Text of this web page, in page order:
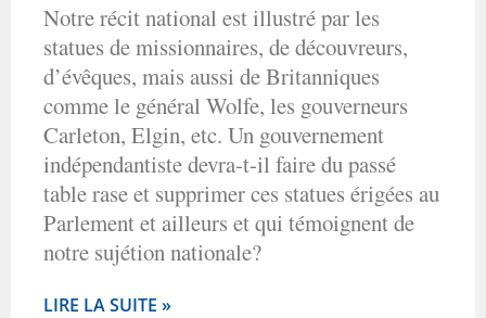
Notre récit national est illustré par les
statues de missionnaires, de découvreurs,
d’évêques, mais aussi de Britanniques
comme le général Wolfe, les gouverneurs
Carleton, Elgin, etc. Un gouvernement
indépendantiste devra-t-il faire du passé
table rase et supprimer ces statues érigées au
Parlement et ailleurs et qui témoignent de
notre sujétion nationale?
LIRE LA SUITE »